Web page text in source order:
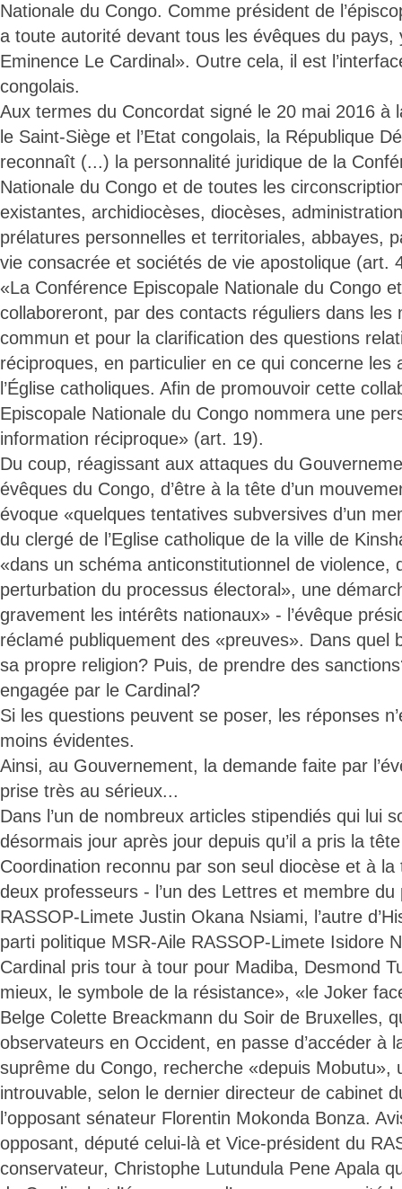
Nationale du Congo. Comme président de
a toute autorité devant tous les évêques du pays,
Eminence Le Cardinal». Outre cela, il est
congolais.
Aux termes du Concordat signé le 20 mai 2016 à
le Saint-Siège et l’Etat congolais, la République
reconnaît (...) la personnalité juridique de la
Nationale du Congo et de toutes les
existantes, archidiocèses, diocèses,
prélatures personnelles et territoriales, abbayes,
vie consacrée et sociétés de vie apostolique (art.
«La Conférence Episcopale Nationale du Congo
collaboreront, par des contacts réguliers dans les
commun et pour la clarification des questions
réciproques, en particulier en ce qui concerne les
l’Église catholiques. Afin de promouvoir cette
Episcopale Nationale du Congo nommera une
information réciproque» (art. 19).
Du coup, réagissant aux attaques du
évêques du Congo, d’être à la tête d’un
évoque «quelques tentatives subversives d’un
du clergé de l’Eglise catholique de la ville de
«dans un schéma anticonstitutionnel de violence,
perturbation du processus électoral», une
gravement les intérêts nationaux» - l’évêque
réclamé publiquement des «preuves». Dans quel
sa propre religion? Puis, de prendre des
engagée par le Cardinal?
Si les questions peuvent se poser, les réponses
moins évidentes.
Ainsi, au Gouvernement, la demande faite par
prise très au sérieux...
Dans l’un de nombreux articles stipendiés qui lui
désormais jour après jour depuis qu’il a pris la
Coordination reconnu par son seul diocèse et à
deux professeurs - l’un des Lettres et membre du
RASSOP-Limete Justin Okana Nsiami, l’autre
parti politique MSR-Aile RASSOP-Limete Isidore
Cardinal pris tour à tour pour Madiba, Desmond
mieux, le symbole de la résistance», «le Joker
Belge Colette Breackmann du Soir de Bruxelles,
observateurs en Occident, en passe d’accéder à
suprême du Congo, recherche «depuis Mobutu»,
introuvable, selon le dernier directeur de cabinet
l’opposant sénateur Florentin Mokonda Bonza.
opposant, député celui-là et Vice-président du
conservateur, Christophe Lutundula Pene Apala